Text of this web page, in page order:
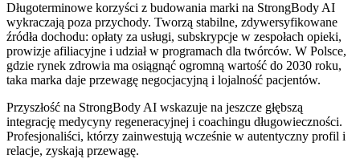
Długoterminowe korzyści z budowania marki na StrongBody AI
wykraczają poza przychody. Tworzą stabilne, zdywersyfikowane
źródła dochodu: opłaty za usługi, subskrypcje w zespołach opieki,
prowizje afiliacyjne i udział w programach dla twórców. W Polsce,
gdzie rynek zdrowia ma osiągnąć ogromną wartość do 2030 roku,
taka marka daje przewagę negocjacyjną i lojalność pacjentów.
Przyszłość na StrongBody AI wskazuje na jeszcze głębszą
integrację medycyny regeneracyjnej i coachingu długowieczności.
Profesjonaliści, którzy zainwestują wcześnie w autentyczny profil i
relacje, zyskają przewagę.